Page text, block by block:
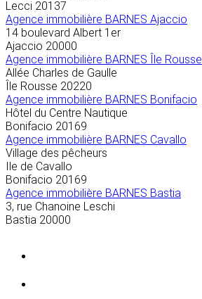
Lecci 20137
Agence immobilière BARNES Ajaccio
14 boulevard Albert 1er
Ajaccio 20000
Agence immobilière BARNES Île Rousse
Allée Charles de Gaulle
Île Rousse 20220
Agence immobilière BARNES Bonifacio
Hôtel du Centre Nautique
Bonifacio 20169
Agence immobilière BARNES Cavallo
Village des pêcheurs
Ile de Cavallo
Bonifacio 20169
Agence immobilière BARNES Bastia
3, rue Chanoine Leschi
Bastia 20000